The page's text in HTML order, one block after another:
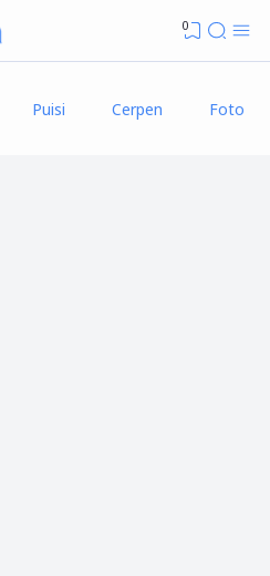
0
Puisi Cerpen Foto